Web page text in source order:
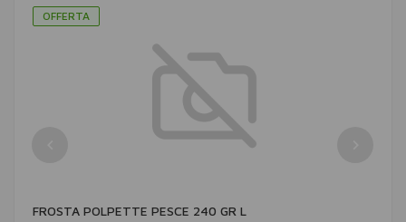
OFFERTA
FROSTA POLPETTE PESCE 240 GR L